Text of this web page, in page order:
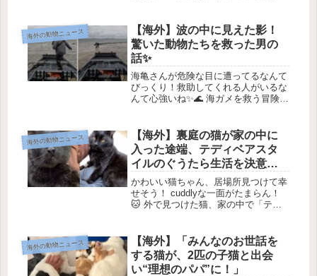
め1. 背景と目的最近、世界中で色々な
トピック が話...
海外の動物ニュース
【海外】波の中に見えた影！
驚いた動物たちを救った男の
話✨
海亀さんが危険な目に遭ってるなんて
びっくり！救助してくれる人がいるな
んて心強いね✨🌊 海ガメを救う冒険
ン・ブランドン・アップトンさんが波
の中に何か浮かんでいるのを...
海外の動物ニュース
【海外】裏庭の猫が家の中に
入った途端、テディベアスタ
イルのぐうたら生活を決意し
た件
かわいい猫ちゃん、居場所見つけて幸
せそう！ cuddlyな一面がたまらん！
🐱 外で見つけた猫、家の中で「テデ
トムキャットが食べ物を探しているの
を見つけました。🐾🏠 出会いの...
海外の動物ニュース
【海外】「みんなのお世話を
する猫が、2匹の子猫と出会
い“理想のパパ”に！」